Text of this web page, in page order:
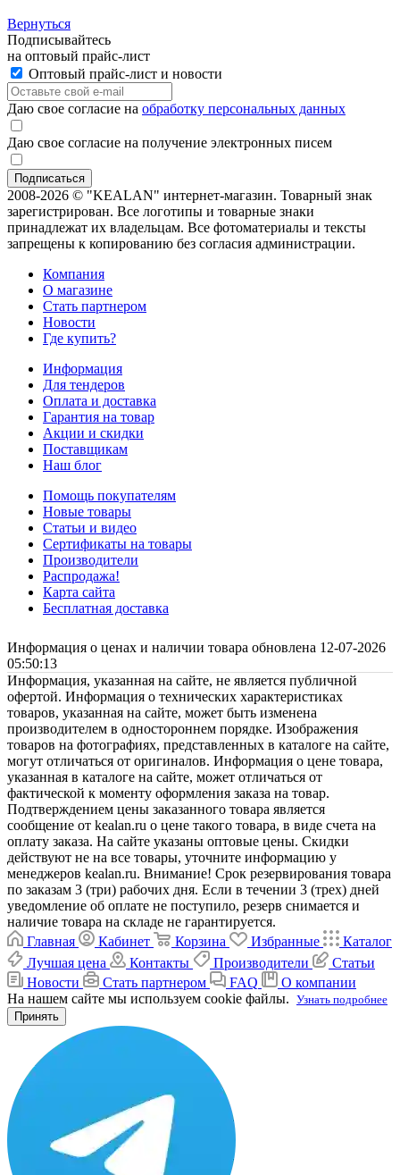
Вернуться
Подписывайтесь
на оптовый прайс-лист
Оптовый прайс-лист и новости
Даю свое согласие на обработку персональных данных
Даю свое согласие на получение электронных писем
2008-2026 © "KEALAN" интернет-магазин. Товарный знак
зарегистрирован. Все логотипы и товарные знаки
принадлежат их владельцам. Все фотоматериалы и тексты
запрещены к копированию без согласия администрации.
Компания
О магазине
Стать партнером
Новости
Где купить?
Информация
Для тендеров
Оплата и доставка
Гарантия на товар
Акции и скидки
Поставщикам
Наш блог
Помощь покупателям
Новые товары
Статьи и видео
Сертификаты на товары
Производители
Распродажа!
Карта сайта
Бесплатная доставка
Информация о ценах и наличии товара обновлена 12-07-2026
05:50:13
Информация, указанная на сайте, не является публичной
офертой. Информация о технических характеристиках
товаров, указанная на сайте, может быть изменена
производителем в одностороннем порядке. Изображения
товаров на фотографиях, представленных в каталоге на сайте,
могут отличаться от оригиналов. Информация о цене товара,
указанная в каталоге на сайте, может отличаться от
фактической к моменту оформления заказа на товар.
Подтверждением цены заказанного товара является
сообщение от kealan.ru о цене такого товара, в виде счета на
оплату заказа. На сайте указаны оптовые цены. Скидки
действуют не на все товары, уточните информацию у
менеджеров kealan.ru. Внимание! Срок резервирования товара
по заказам 3 (три) рабочих дня. Если в течении 3 (трех) дней
уведомление об оплате не поступило, резерв снимается и
наличие товара на складе не гарантируется.
Главная
Кабинет Корзина Избранные
Каталог
Лучшая цена
Контакты Производители
Статьи
Новости
Стать партнером FAQ
О компании
На нашем сайте мы используем cookie файлы. Узнать подробнее
Принять